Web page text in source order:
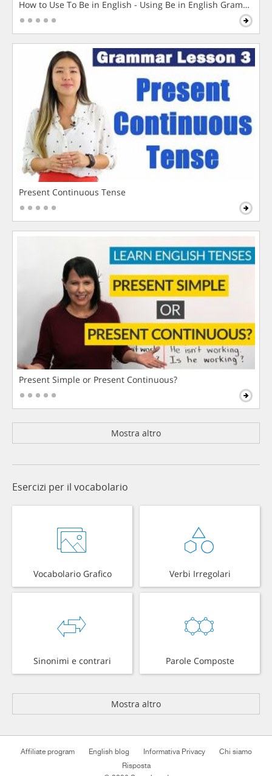
How to Use To Be in English - Using Be in English Grammar
Present Continuous Tense
Present Simple or Present Continuous?
Mostra altro
Esercizi per il vocabolario
Vocabolario Grafico Verbi Irregolari
Sinonimi e contrari Parole Composte
Mostra altro
Affiliate program English blog Informativa Privacy
Chi siamo
Risposta